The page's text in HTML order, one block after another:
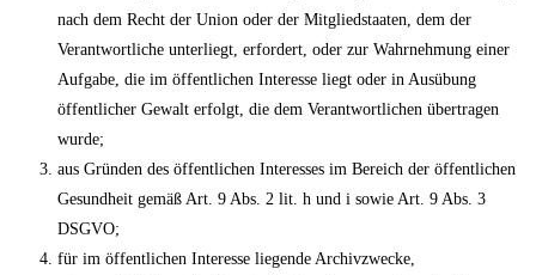
nach dem Recht der Union oder der Mitgliedstaaten, dem der
Verantwortliche unterliegt, erfordert, oder zur Wahrnehmung einer
Aufgabe, die im öffentlichen Interesse liegt oder in Ausübung
öffentlicher Gewalt erfolgt, die dem Verantwortlichen übertragen
wurde;
aus Gründen des öffentlichen Interesses im Bereich der öffentlichen
Gesundheit gemäß Art. 9 Abs. 2 lit. h und i sowie Art. 9 Abs. 3
DSGVO;
für im öffentlichen Interesse liegende Archivzwecke,